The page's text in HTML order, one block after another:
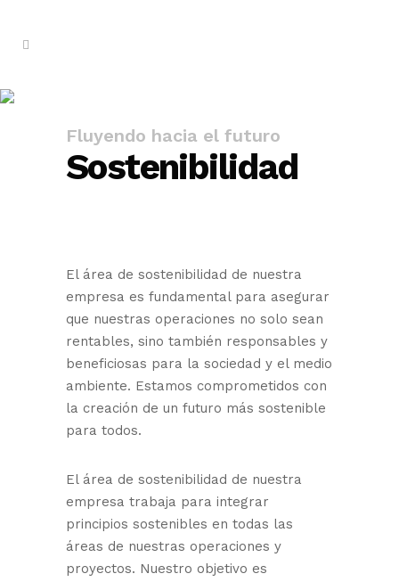
Fluyendo hacia el futuro
Sostenibilidad
El área de sostenibilidad de nuestra
empresa es fundamental para asegurar
que nuestras operaciones no solo sean
rentables, sino también responsables y
beneficiosas para la sociedad y el medio
ambiente. Estamos comprometidos con
la creación de un futuro más sostenible
para todos.
El área de sostenibilidad de nuestra
empresa trabaja para integrar
principios sostenibles en todas las
áreas de nuestras operaciones y
proyectos. Nuestro objetivo es